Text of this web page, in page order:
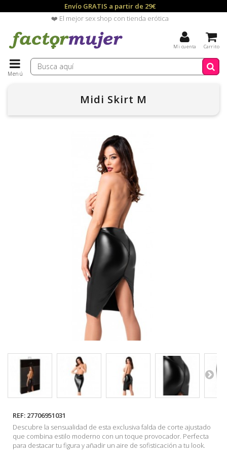
Envío GRATIS a partir de 29€
❤️ El mejor sex shop con tienda erótica
Carrito
Mi cuenta
Menú
Midi Skirt M
REF: 27706951031
Descubre la sensualidad de esta exclusiva falda de corte ajustado
que combina estilo moderno con un toque provocador. Perfecta
para destacar tu figura y añadir un aire de sofisticación a tu look.